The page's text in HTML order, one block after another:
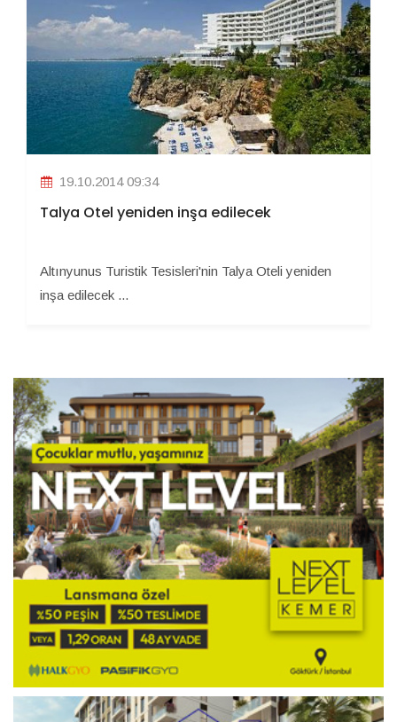
19.10.2014 09:34
Talya Otel yeniden inşa edilecek
Altınyunus Turistik Tesisleri'nin Talya Oteli yeniden
inşa edilecek ...